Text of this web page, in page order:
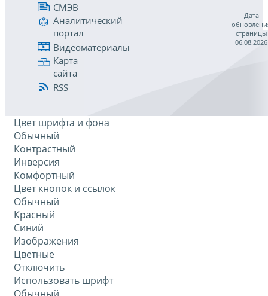
СМЭВ
Аналитический
портал
Видеоматериалы
Карта
сайта
RSS
Дата
страницы
06.08.2026
Цвет шрифта и фона
Обычный
Контрастный
Инверсия
Комфортный
Цвет кнопок и ссылок
Обычный
Красный
Синий
Изображения
Цветные
Отключить
Использовать шрифт